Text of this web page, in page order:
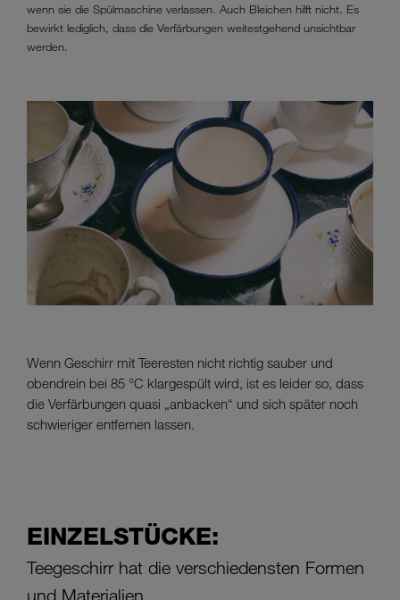
wenn sie die Spülmaschine verlassen. Auch Bleichen hilft nicht. Es
bewirkt lediglich, dass die Verfärbungen weitestgehend unsichtbar
werden.
Wenn Geschirr mit Teeresten nicht richtig sauber und
obendrein bei 85 °C klargespült wird, ist es leider so, dass
die Verfärbungen quasi „anbacken“ und sich später noch
schwieriger entfernen lassen.
EINZELSTÜCKE:
Teegeschirr hat die verschiedensten Formen
und Materialien